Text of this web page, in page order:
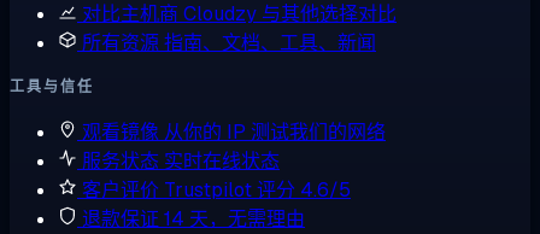
对比主机商 Cloudzy 与其他选择对比
所有资源指南、文档、工具、新闻
工具与信任
观看镜像 从你的 IP 测试我们的网络
服务状态 实时在线状态
客户评价 Trustpilot 评分 4.6/5
退款保证 14 天，无需理由